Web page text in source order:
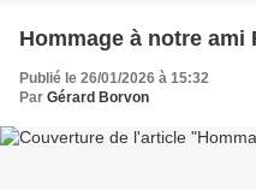
Hommage à notre ami
Publié le 26/01/2026 à 15:32
Par Gérard Borvon